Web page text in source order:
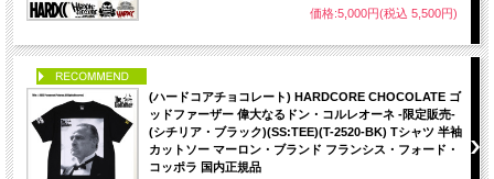
価格:5,000円(税込 5,500円)
(ハードコアチョコレート) HARDCORE CHOCOLATE ゴ
ッドファーザー 偉大なるドン・コルレオーネ -限定販売-
(シチリア・ブラック)(SS:TEE)(T-2520-BK) Tシャツ 半袖
カットソー マーロン・ブランド フランシス・フォード・
コッポラ 国内正規品